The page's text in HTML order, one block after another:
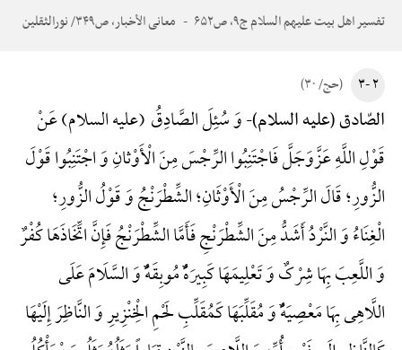
تفسیر اهل بیت علیهم السلام ج۹، ص۶۵۲ معانی الأخبار، ص۳۴۹/ نورالثقلین
۲ -۳ (حج/ ۳۰)
الصّادق (علیه السلام)-وَ سُئِلَ الصَّادِقُ (علیه السلام) عَنْ
قَوْلِ اللَّهِ عَزَّ‌وَ‌جَلَّ فَاجْتَنِبُوا الرِّجْسَ مِنَ الْأَوْثانِ وَ اجْتَنِبُوا قَوْلَ
الزُّورِ؛ قَالَ الرِّجْسُ مِنَ الْأَوْثَانِ؛ الشِّطْرَنْجُ وَ قَوْلُ الزُّورِ؛
الْغِنَاءُ وَ النَّرْدُ أَشَدُّ مِنَ الشِّطْرَنْجِ فَأَمَّا الشِّطْرَنْجُ فَإِنَّ اتِّخَاذَهَا کُفْرٌ
وَ اللَّعِبَ بِهَا شِرْکٌ وَ تَعْلِیمَهَا کَبِیرَهًٌْ مُوبِقَهًٌْ وَ السَّلَامَ عَلَی
اللَّاهِی بِهَا مَعْصِیَهًٌْ وَ مُقَلِّبَهَا کَمُقَلِّبِ لَحْمِ الْخِنْزِیرِ وَ النَّاظِرَ إِلَیْهَا